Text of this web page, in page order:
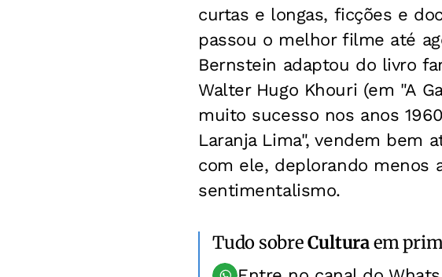
curtas e longas, ficções e
passou o melhor filme até
Bernstein adaptou do livro
Walter Hugo Khouri (em "A
muito sucesso nos anos
Laranja Lima", vendem bem
com ele, deplorando menos
sentimentalismo.
Tudo sobreCulturaem